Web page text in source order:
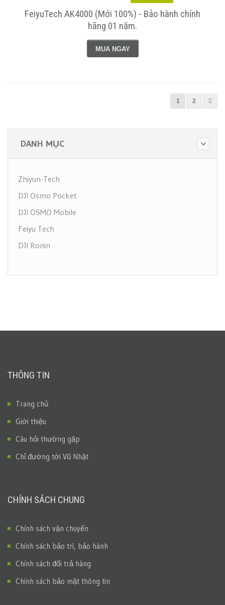
FeiyuTech AK4000 (Mới 100%) - Bảo hành chính
hãng 01 năm.
MUA NGAY
1 2
DANH MỤC
Zhiyun-Tech
DJI Osmo Pocket
DJI OSMO Mobile
Feiyu Tech
DJI Ronin
THÔNG TIN
Trang chủ
Giới thiệu
Câu hỏi thường gặp
Chỉ đường tới Vũ Nhật
CHÍNH SÁCH CHUNG
Chính sách vận chuyển
Chính sách bảo trì, bảo hành
Chính sách đổi trả hàng
Chính sách bảo mật thông tin